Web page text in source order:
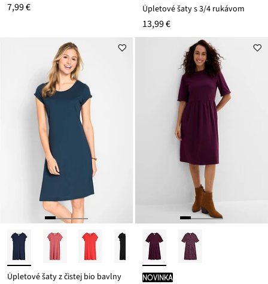
7,99 € Úpletové šaty s 3/4 rukávom
13,99 €
Úpletové šaty z čistej bio bavlny novinka